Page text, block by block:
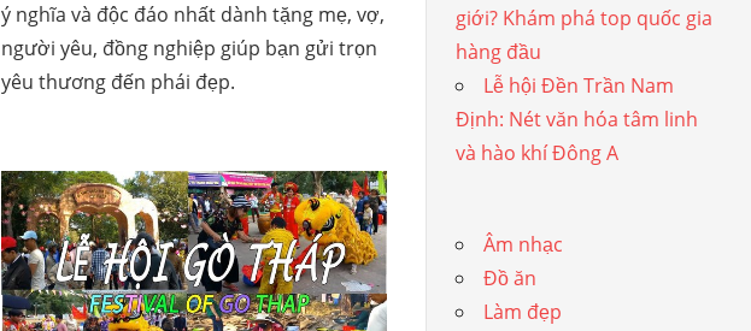
ý nghĩa và độc đáo nhất dành tặng mẹ, vợ,
người yêu, đồng nghiệp giúp bạn gửi trọn
yêu thương đến phái đẹp.
giới? Khám phá top quốc gia
hàng đầu
Lễ hội Đền Trần Nam
Định: Nét văn hóa tâm linh
và hào khí Đông A
Âm nhạc
Đồ ăn
Làm đẹp